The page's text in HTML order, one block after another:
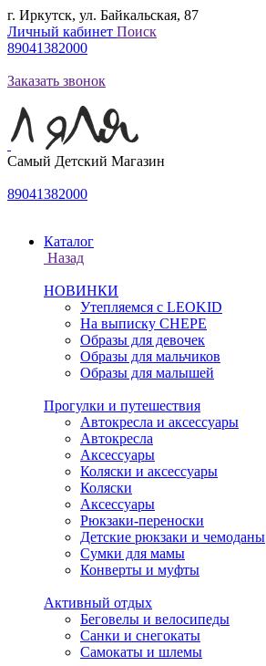
г. Иркутск, ул. Байкальская, 87
Личный кабинет Поиск
89041382000
Заказать звонок
Самый Детский Магазин
89041382000
Каталог
Назад
НОВИНКИ
Утепляемся с LEOKID
На выписку CHEPE
Образы для девочек
Образы для мальчиков
Образы для малышей
Прогулки и путешествия
Автокресла и аксессуары
Автокресла
Аксессуары
Коляски и аксессуары
Коляски
Аксессуары
Рюкзаки-переноски
Детские рюкзаки и чемоданы
Сумки для мамы
Конверты и муфты
Активный отдых
Беговелы и велосипеды
Санки и снегокаты
Самокаты и шлемы